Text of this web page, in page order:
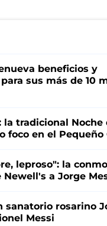
beneficios y
sus más de 10
la tradicional Noche
foco en el
leproso": la
Newell's a Jorge
sanatorio rosarino
Messi